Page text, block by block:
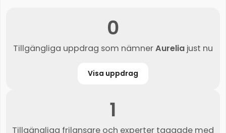
0
Tillgängliga uppdrag som nämnerAurelia just nu
Visa uppdrag
1
Tillgängliga frilansare och experter taggade med